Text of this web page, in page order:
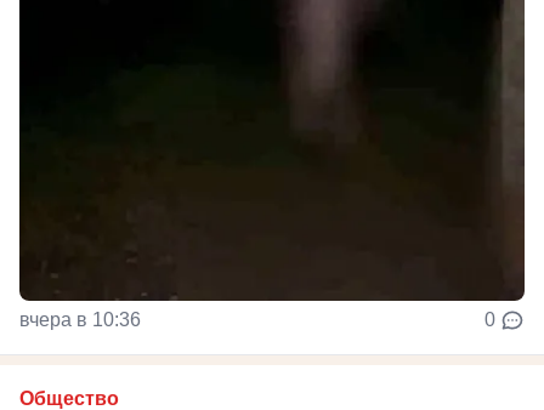
вчера в 10:36 0
Общество